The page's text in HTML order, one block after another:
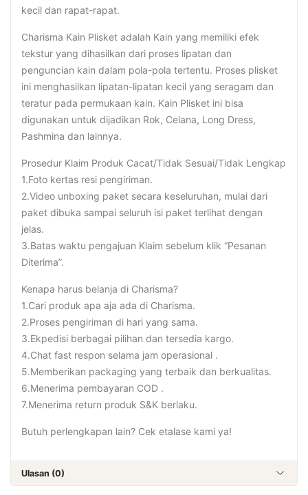
kecil dan rapat-rapat.
Charisma Kain Plisket adalah Kain yang memiliki efek
tekstur yang dihasilkan dari proses lipatan dan
penguncian kain dalam pola-pola tertentu. Proses plisket
ini menghasilkan lipatan-lipatan kecil yang seragam dan
teratur pada permukaan kain. Kain Plisket ini bisa
digunakan untuk dijadikan Rok, Celana, Long Dress,
Pashmina dan lainnya.
Prosedur Klaim Produk Cacat/Tidak Sesuai/Tidak Lengkap
1.Foto kertas resi pengiriman.
2.Video unboxing paket secara keseluruhan, mulai dari
paket dibuka sampai seluruh isi paket terlihat dengan
jelas.
3.Batas waktu pengajuan Klaim sebelum klik “Pesanan
Diterima”.
Kenapa harus belanja di Charisma?
1.Cari produk apa aja ada di Charisma.
2.Proses pengiriman di hari yang sama.
3.Ekpedisi berbagai pilihan dan tersedia kargo.
4.Chat fast respon selama jam operasional .
5.Memberikan packaging yang terbaik dan berkualitas.
6.Menerima pembayaran COD .
7.Menerima return produk S&K berlaku.
Butuh perlengkapan lain? Cek etalase kami ya!
Ulasan (0)